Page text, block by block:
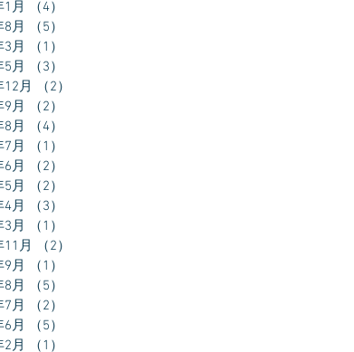
1月
（4）
8月
（5）
3月
（1）
5月
（3）
12月
（2）
9月
（2）
8月
（4）
7月
（1）
6月
（2）
5月
（2）
4月
（3）
3月
（1）
11月
（2）
9月
（1）
8月
（5）
7月
（2）
6月
（5）
2月
（1）